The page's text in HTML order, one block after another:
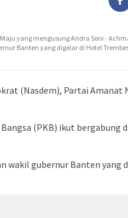
Maju yang mengusung Andra Soni -
Banten yang digelar di Hotel
(Nasdem), Partai Amanat
(PKB) ikut bergabung
wakil gubernur Banten yang